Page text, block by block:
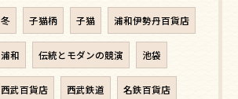
冬 子猫柄 子猫 浦和伊勢丹百貨店
浦和 伝統とモダンの競演 池袋
西武百貨店 西武鉄道 名鉄百貨店